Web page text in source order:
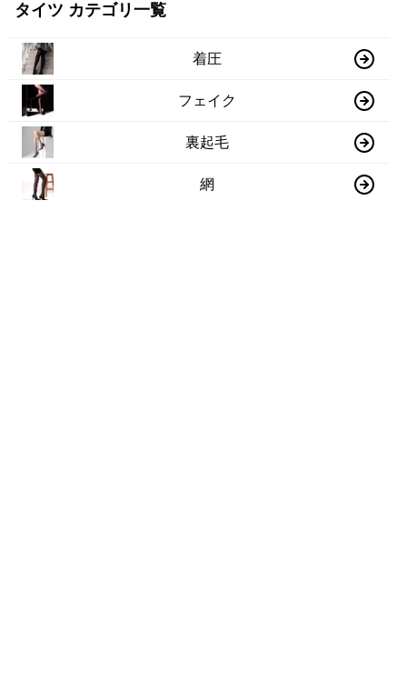
タイツ カテゴリ一覧
着圧
フェイク
裏起毛
網